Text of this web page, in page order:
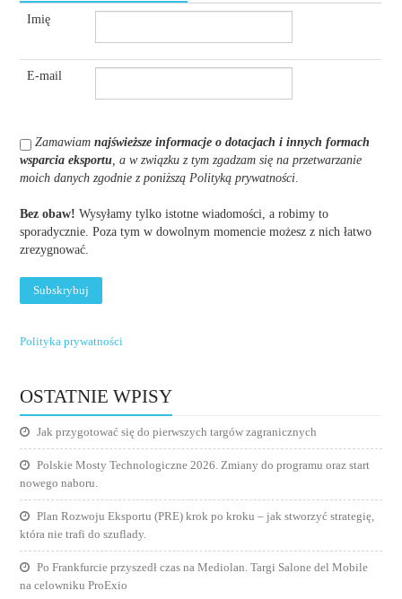
Imię
E-mail
Zamawiamnajświeższe informacje o dotacjach i innych formach
wsparcia eksportu, a w związku z tym zgadzam się na przetwarzanie
moich danych zgodnie z poniższą Polityką prywatności.
Bez obaw! Wysyłamy tylko istotne wiadomości, a robimy to
sporadycznie. Poza tym w dowolnym momencie możesz z nich łatwo
zrezygnować.
Polityka prywatności
OSTATNIE WPISY
Jak przygotować się do pierwszych targów zagranicznych
Polskie Mosty Technologiczne 2026. Zmiany do programu oraz start
nowego naboru.
Plan Rozwoju Eksportu (PRE) krok po kroku – jak stworzyć strategię,
która nie trafi do szuflady.
Po Frankfurcie przyszedł czas na Mediolan. Targi Salone del Mobile
na celowniku ProExio